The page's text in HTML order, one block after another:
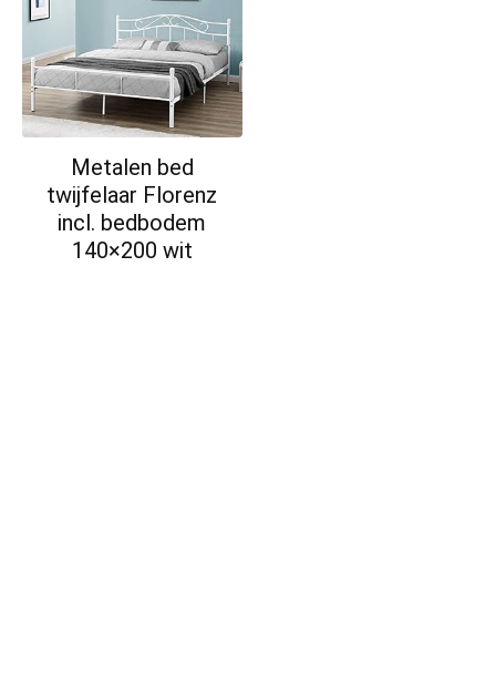
Metalen bed
twijfelaar Florenz
incl. bedbodem
140×200 wit